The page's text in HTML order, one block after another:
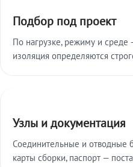
Подбор под проект
По нагрузке, режиму и
изоляция определяются
Узлы и документация
Соединительные и отводные
карты сборки, паспорт —